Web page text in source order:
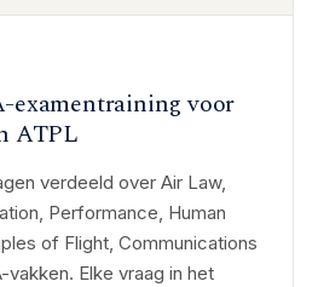
examentraining voor
ATPL
verdeeld over Air Law,
Performance, Human
of Flight, Communications
vakken. Elke vraag in het